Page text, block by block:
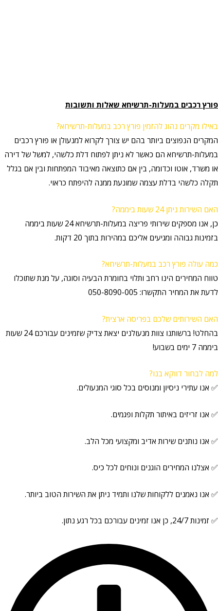
פורץ רכבים במעלות-תרשיחא שאלות ותשובות
באילו מקרים נהוג להזמין פורץ רכב במעלות-תרשיחא?
המקרים הנפוצים ביותר בהם יש צורך לקרוא למנעולן או פורץ רכבים
במעלות-תרשיחא הם כאשר לא ניתן לפתוח דלת כלשהי, למשל של דירה
או משרד, אוטו וכדומה, בין אם כתוצאה מאיבוד המפתחות ובין אם בגלל
תקלה כלשהי בדלת עצמה שמונעת ממנה להיפתח כראוי.
האם השירות ניתן 24 שעות ביממה?
כן, אנו מספקים שירותי פריצה במעלות-תרשיחא 24 שעות ביממה
בזמינות גבוהה ומגיעים אליכם במהירות בתוך 20 דקות.
כמה עולה פורץ רכב במעלות-תרשיחא?
טווח המחירים הינו רחב ותלוי בחומרת הבעיה וסוגה, על מנת שתוכלו
לדעת את המחיר התקשרו: 050-8090-005
האם השירותים שלכם בפריסה ארצית?
בהחלט! ברשותנו צוות מנעולנים יצאת צדיק שזמינים עבורכם 24 שעות
ביממה 7 ימים בשבוע!
למה לבחור דווקא בנו?
✅ אנו עתירי ניסיון ומנוסים בכל סוגי המנעולים.
✅ אנו זריזים באיתור תקלות ופגמים.
✅ אנו נותנים שירות אדיב ומקצועי מכל הלב.
✅ אצלנו המחירים הוגנים ונוחים לכל כיס.
✅ אנו נאמנים ללקוחות שלנו ותמיד ניתן את השירות הטוב ביותר.
✅ זמינות 24/7, כן אנו זמינים עבורכם בכל רגע נתון.